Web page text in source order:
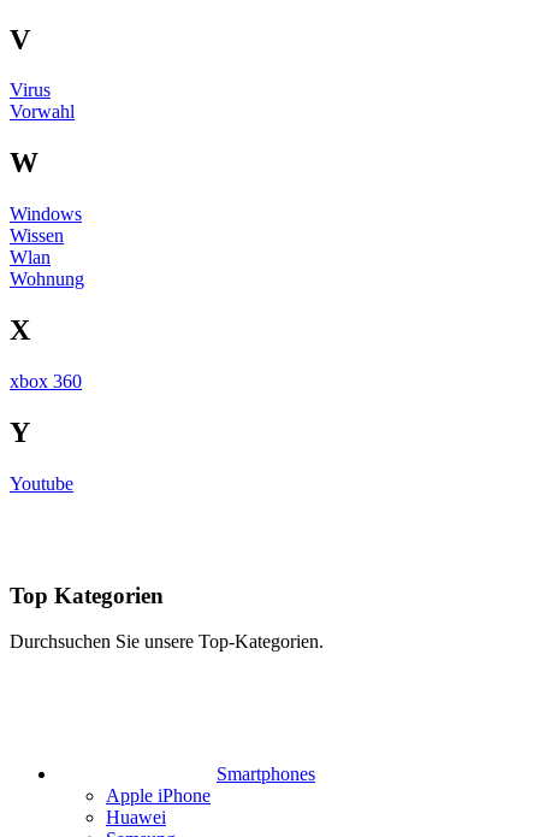
V
Virus
Vorwahl
W
Windows
Wissen
Wlan
Wohnung
X
xbox 360
Y
Youtube
Top Kategorien
Durchsuchen Sie unsere Top-Kategorien.
Smartphones
Apple iPhone
Huawei